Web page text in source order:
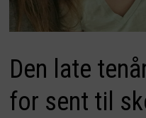
Den late
for sent til